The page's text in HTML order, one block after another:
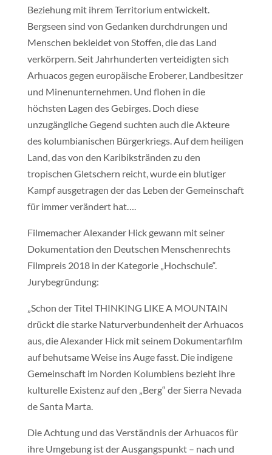
Beziehung mit ihrem Territorium entwickelt.
Bergseen sind von Gedanken durchdrungen und
Menschen bekleidet von Stoffen, die das Land
verkörpern. Seit Jahrhunderten verteidigten sich
Arhuacos gegen europäische Eroberer, Landbesitzer
und Minenunternehmen. Und flohen in die
höchsten Lagen des Gebirges. Doch diese
unzugängliche Gegend suchten auch die Akteure
des kolumbianischen Bürgerkriegs. Auf dem heiligen
Land, das von den Karibikstränden zu den
tropischen Gletschern reicht, wurde ein blutiger
Kampf ausgetragen der das Leben der Gemeinschaft
für immer verändert hat….
Filmemacher Alexander Hick gewann mit seiner
Dokumentation den Deutschen Menschenrechts
Filmpreis 2018 in der Kategorie „Hochschule“.
Jurybegründung:
„Schon der Titel THINKING LIKE A MOUNTAIN
drückt die starke Naturverbundenheit der Arhuacos
aus, die Alexander Hick mit seinem Dokumentarfilm
auf behutsame Weise ins Auge fasst. Die indigene
Gemeinschaft im Norden Kolumbiens bezieht ihre
kulturelle Existenz auf den „Berg“ der Sierra Nevada
de Santa Marta.
Die Achtung und das Verständnis der Arhuacos für
ihre Umgebung ist der Ausgangspunkt – nach und